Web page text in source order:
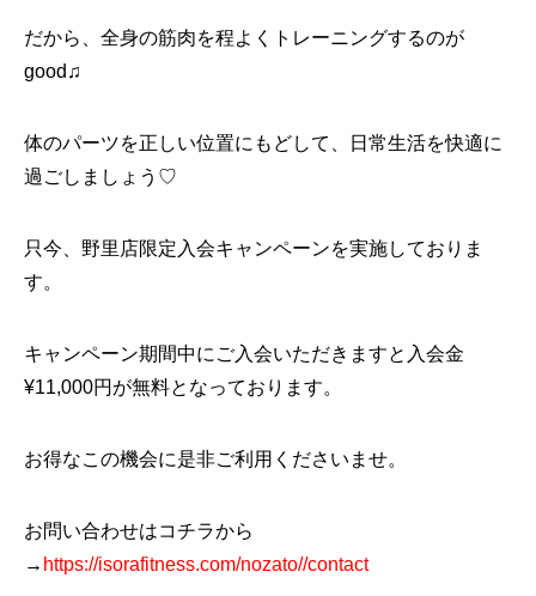
だから、全身の筋肉を程よくトレーニングするのが
good♫
体のパーツを正しい位置にもどして、日常生活を快適に
過ごしましょう♡
只今、野里店限定入会キャンペーンを実施しておりま
す。
キャンペーン期間中にご入会いただきますと入会金
¥11,000円が無料となっております。
お得なこの機会に是非ご利用くださいませ。
お問い合わせはコチラから
→ https://isorafitness.com/nozato//contact